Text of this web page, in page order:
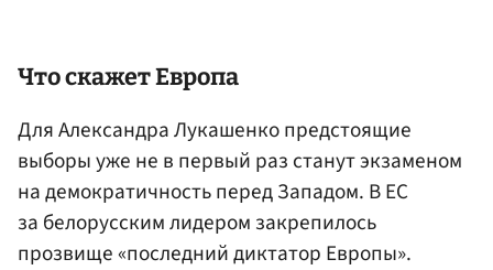
Что скажет Европа
Для Александра Лукашенко предстоящие
выборы уже не в первый раз станут экзаменом
на демократичность перед Западом. В ЕС
за белорусским лидером закрепилось
прозвище «последний диктатор Европы».